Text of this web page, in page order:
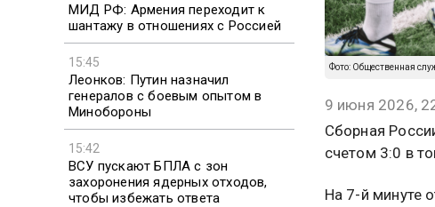
МИД РФ: Армения переходит к
шантажу в отношениях с Россией
15:45
Леонков: Путин назначил
генералов с боевым опытом в
Минобороны
15:42
ВСУ пускают БПЛА с зон
захоронения ядерных отходов,
чтобы избежать ответа
Фото: Общественная
9 июня 2026,
Сборная
счетом 3:0 в
На 7-й минуте